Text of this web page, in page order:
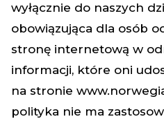
wyłącznie do naszych
obowiązująca dla osób
stronę internetową w
informacji, które oni
na stronie
polityka nie ma